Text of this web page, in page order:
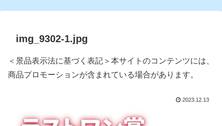
img_9302-1.jpg
＜景品表示法に基づく表記＞本サイトのコンテンツには、
商品プロモーションが含まれている場合があります。
2023.12.13